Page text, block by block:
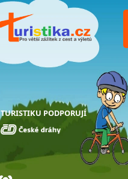
TURISTIKU PODPORUJÍ